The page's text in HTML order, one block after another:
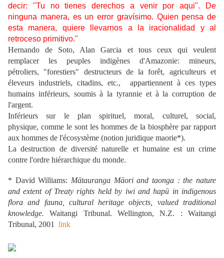
decir: "Tu no tienes derechos a venir por aqui". De
ninguna manera, es un error gravísimo. Quien pensa de
esta manera, quiere llevarnos a la iracionalidad y al
retroceso primitivo."
Hernando de Soto, Alan Garcia et tous ceux qui veulent
remplacer les peuples indigènes d'Amazonie: mineurs,
pétroliers, "forestiers" destructeurs de la forêt, agriculteurs et
éleveurs industriels, citadins, etc., appartiennent à ces types
humains inférieurs, soumis à la tyrannie et à la corruption de
l'argent.
Inférieurs sur le plan spirituel, moral, culturel, social,
physique, comme le sont les hommes de la biosphère par rapport
aux hommes de l'écosystème (notion juridique maorie*).
La destruction de diversité naturelle et humaine est un crime
contre l'ordre hiérarchique du monde.
* David Williams: Mātauranga Māori and taonga : the nature
and extent of Treaty rights held by iwi and hapū in indigenous
flora and fauna, cultural heritage objects, valued traditional
knowledge. Waitangi Tribunal. Wellington, N.Z. : Waitangi
Tribunal, 2001 link